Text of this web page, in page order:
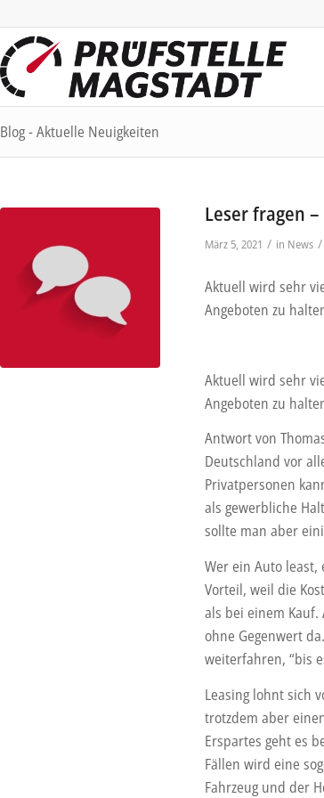
Blog - Aktuelle Neuigkeiten
Leser fragen
März 5, 2021 / in News /
Aktuell wird sehr
Angeboten zu
Aktuell wird sehr
Angeboten zu
Antwort von
Deutschland vor
Privatpersonen
als gewerbliche
sollte man aber
Wer ein Auto
Vorteil, weil die
als bei einem
ohne Gegenwert
weiterfahren, “bis
Leasing lohnt sich
trotzdem aber
Erspartes geht es
Fällen wird eine
Fahrzeug und der